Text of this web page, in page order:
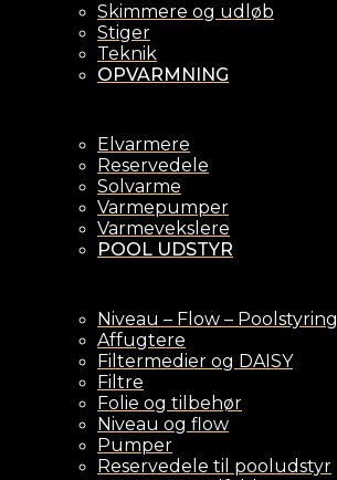
Skimmere og udløb
Stiger
Teknik
OPVARMNING
Elvarmere
Reservedele
Solvarme
Varmepumper
Varmevekslere
POOL UDSTYR
Niveau – Flow – Poolstyring
Affugtere
Filtermedier og DAISY
Filtre
Folie og tilbehør
Niveau og flow
Pumper
Reservedele til pooludstyr